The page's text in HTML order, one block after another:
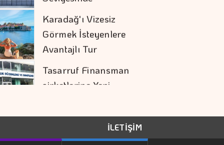
Görmek İsteyenlere
Avantajlı Tur
Seçenekleri
Tasarruf Finansman
şirketlerine Yeni
Düzenleme
Atağına Kalktı
İLETİŞİM